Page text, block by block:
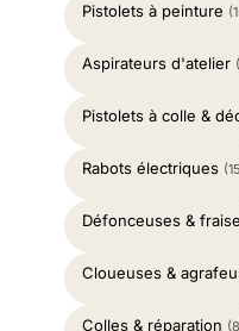
Pistolets à peinture
Aspirateurs d'atelier
Pistolets à colle &
Rabots électriques
Défonceuses &
Cloueuses &
Colles & réparation